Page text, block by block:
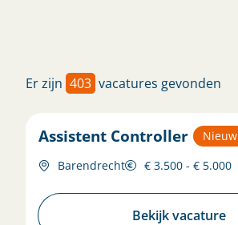
Er zijn 403 vacatures gevonden
Assistent Controller
Nieuw
Barendrecht
€ 3.500 - € 5.000
Bekijk vacature